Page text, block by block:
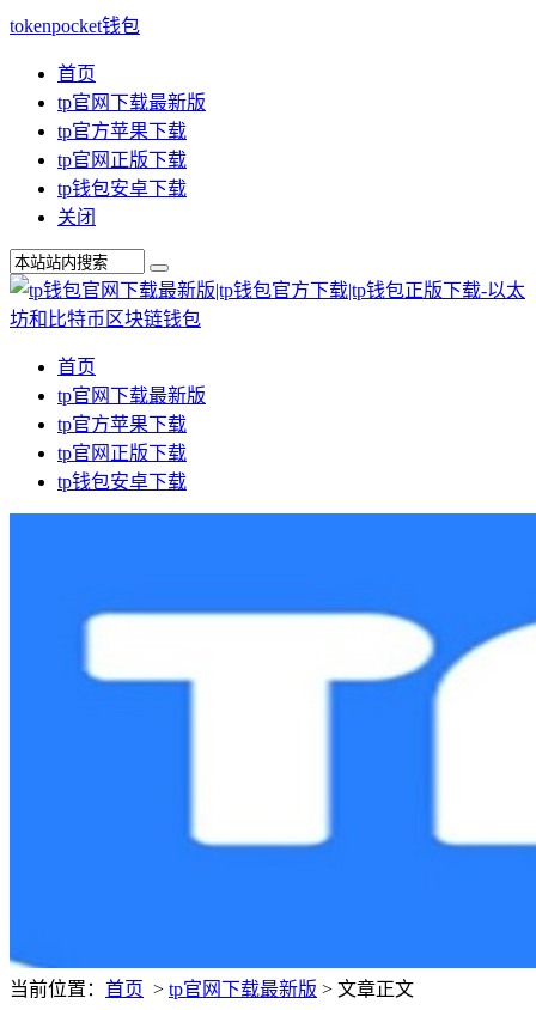
tokenpocket钱包
首页
tp官网下载最新版
tp官方苹果下载
tp官网正版下载
tp钱包安卓下载
关闭
首页
tp官网下载最新版
tp官方苹果下载
tp官网正版下载
tp钱包安卓下载
当前位置： 首页 > tp官网下载最新版 > 文章正文